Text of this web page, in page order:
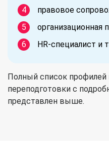
правовое
организационная
HR-специалист и
Полный список профилей
переподготовки с
представлен выше.